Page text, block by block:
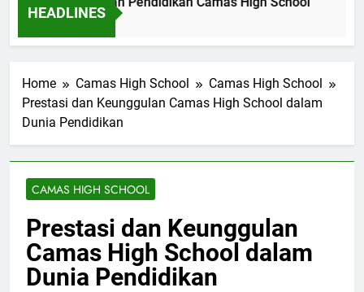
HEADLINES
Home Camas High School
Camas High School
Prestasi dan Keunggulan Camas High School dalam
Dunia Pendidikan
CAMAS HIGH SCHOOL
Prestasi dan Keunggulan
Camas High School dalam
Dunia Pendidikan